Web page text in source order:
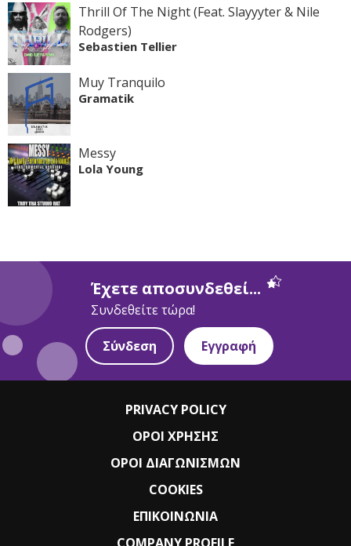
Thrill Of The Night (Feat. Slayyyter & Nile
Rodgers)
Sebastien Tellier
Muy Tranquilo
Gramatik
Messy
Lola Young
Έχετε αποσυνδεθεί...
Συνδεθείτε τώρα!
Σύνδεση Εγγραφή
PRIVACY POLICY
ΟΡΟΙ ΧΡΗΣΗΣ
ΟΡΟΙ ΔΙΑΓΩΝΙΣΜΩΝ
COOKIES
ΕΠΙΚΟΙΝΩΝΙΑ